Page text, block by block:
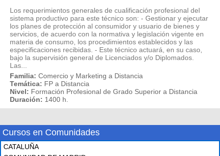
Los requerimientos generales de cualificación profesional del
sistema productivo para este técnico son: - Gestionar y ejecutar
los planes de protección al consumidor y usuario de bienes y
servicios, de acuerdo con la normativa y legislación vigente en
materia de consumo, los procedimientos establecidos y las
especificaciones recibidas. - Este técnico actuará, en su caso,
bajo la supervisión general de Licenciados y/o Diplomados.
Las...
Familia: Comercio y Marketing a Distancia
Temática: FP a Distancia
Nivel: Formación Profesional de Grado Superior a Distancia
Duración: 1400 h.
Cursos en Comunidades
CATALUÑA